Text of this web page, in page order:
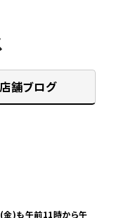
店舗ブログ
金)も午前11時から午